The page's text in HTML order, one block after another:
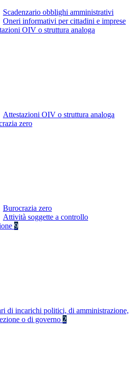
Scadenzario obblighi amministrativi
Oneri informativi per cittadini e imprese
OIV o struttura analoga
Attestazioni OIV o struttura analoga
zero
Burocrazia zero
Attività soggette a controllo
9
di incarichi politici, di amministrazione,
o di governo 2